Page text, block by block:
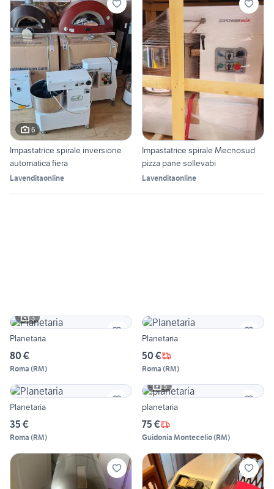
6
Impastatrice spirale inversione
automatica fiera
Lavenditaonline
Impastatrice spirale Mecnosud
pizza pane sollevabi
Lavenditaonline
3
Planetaria
80 €
Roma (RM)
Planetaria
50 €
Roma (RM)
Planetaria
35 €
Roma (RM)
5
planetaria
75 €
Guidonia Montecelio(RM)